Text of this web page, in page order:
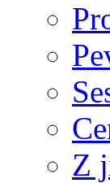
Z